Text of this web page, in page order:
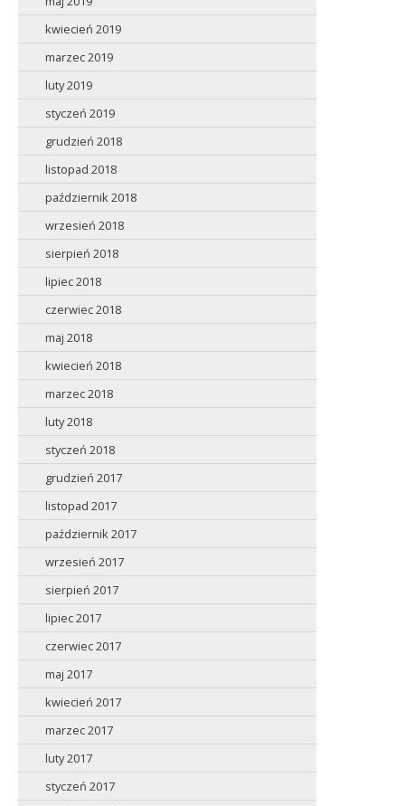
kwiecień 2019
marzec 2019
luty 2019
styczeń 2019
grudzień 2018
listopad 2018
październik 2018
wrzesień 2018
sierpień 2018
lipiec 2018
czerwiec 2018
maj 2018
kwiecień 2018
marzec 2018
luty 2018
styczeń 2018
grudzień 2017
listopad 2017
październik 2017
wrzesień 2017
sierpień 2017
lipiec 2017
czerwiec 2017
maj 2017
kwiecień 2017
marzec 2017
luty 2017
styczeń 2017